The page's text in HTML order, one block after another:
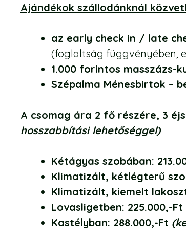
Ajándékok szállodánknál
az early check in / late
(foglaltság függvényében,
1.000 forintos masszázs-
Szépalma Ménesbirtok –
A csomag ára 2 fő részére, 3
hosszabbítási lehetőséggel)
Kétágyas szobában:
Klimatizált, kétlégterű
Klimatizált, kiemelt
Lovasligetben: 225.000,-Ft
Kastélyban: 288.000,-Ft